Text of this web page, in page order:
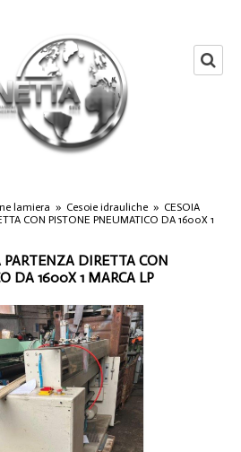
lamiera » Cesoie idrauliche » CESOIA
CON PISTONE PNEUMATICO DA 1600X 1
DIRETTA CON
DA 1600X 1 MARCA LP